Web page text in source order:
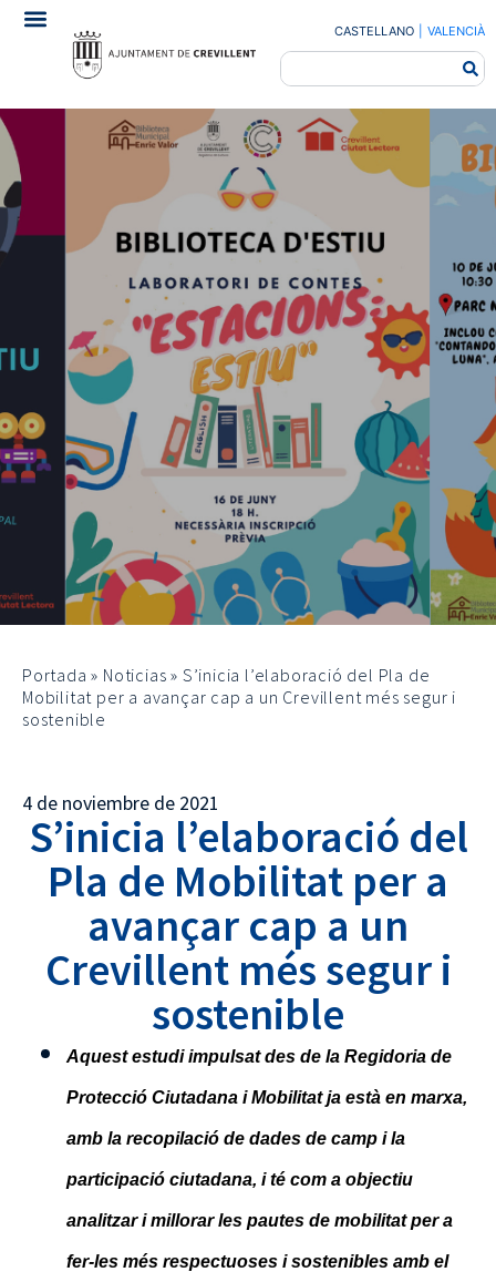
CASTELLANO VALENCIÀ
Portada » Noticias » S’inicia l’elaboració del Pla de
Mobilitat per a avançar cap a un Crevillent més segur i
sostenible
4 de noviembre de 2021
S’inicia l’elaboració del
Pla de Mobilitat per a
avançar cap a un
Crevillent més segur i
sostenible
Aquest estudi impulsat des de la Regidoria de
Protecció Ciutadana i Mobilitat ja està en marxa,
amb la recopilació de dades de camp i la
participació ciutadana, i té com a objectiu
analitzar i millorar les pautes de mobilitat per a
fer-les més respectuoses i sostenibles amb el